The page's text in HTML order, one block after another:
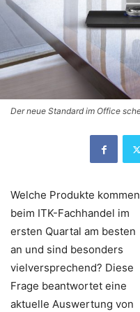
Der neue Standard im Office
Welche Produkte kommen
beim ITK-Fachhandel im
ersten Quartal am besten
an und sind besonders
vielversprechend? Diese
Frage beantwortet eine
aktuelle Auswertung von